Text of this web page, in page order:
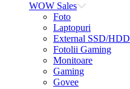
WOW Sales
Foto
Laptopuri
External SSD/HDD
Fotolii Gaming
Monitoare
Gaming
Govee